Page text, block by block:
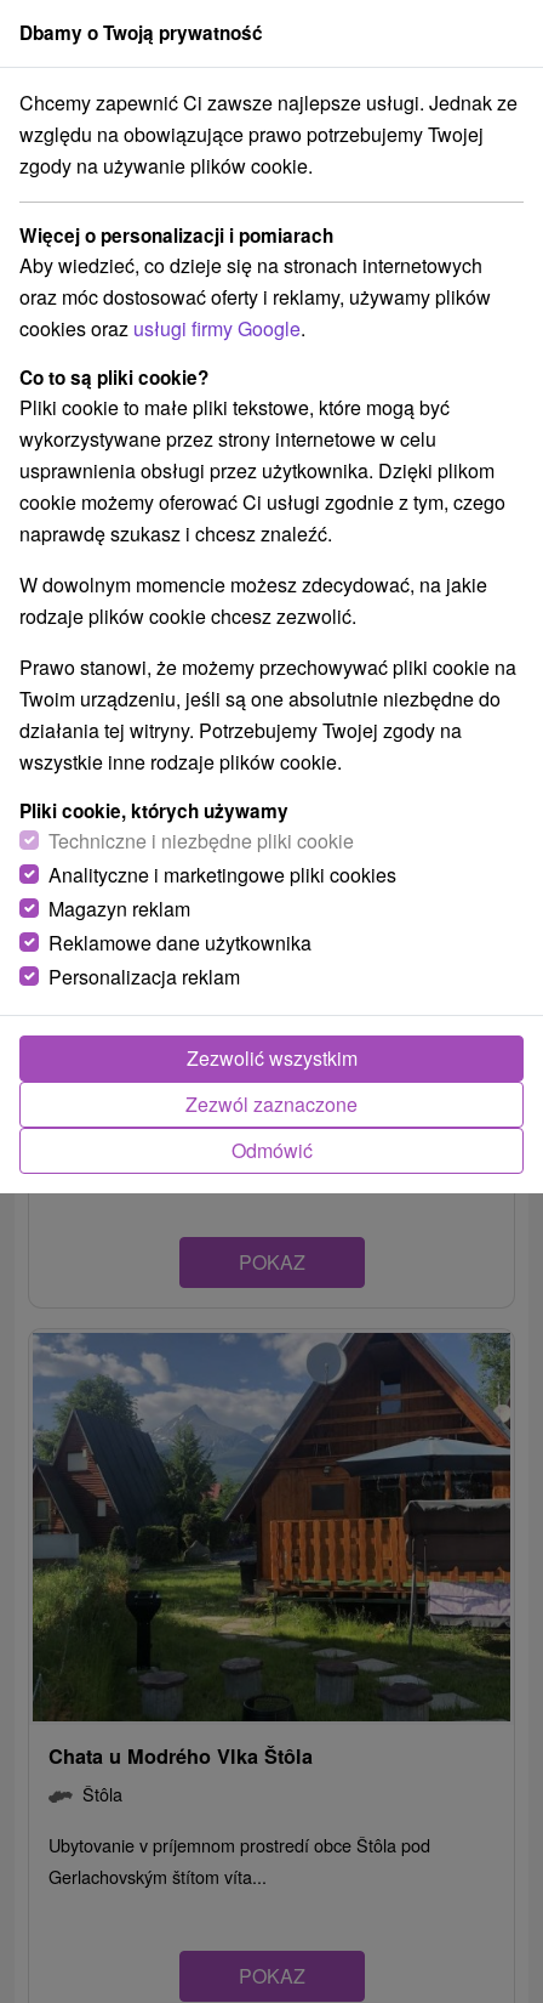
członek grupySorger
Drevenice Východné Slovensko Prešovský kraj Štôla
Drevenice Štôla
Kategorie
Wszystkie kategorie
Hotele na Slovacji(1)
Apartmány(6) Chaty na prenájom
Penzióny (2) Priváty(2)
Wybierz lokalizację lub datę
WSZYSTKO NAJTAŃSZE NAJDROŻSZE NA
Chata u Sovy Štôla
Útulná chata v malebnej podtatranskej obci Štôla
disponuje priestrannou spálňou a plne vybavenou
POKAZ
Chata u Modrého Vlka Štôla
Štôla
Ubytovanie v príjemnom prostredí obce Štôla pod
Gerlachovským štítom víta...
POKAZ
Dbamy o Twoją prywatność
Chcemy zapewnić Ci zawsze najlepsze usługi. Jednak ze
względu na obowiązujące prawo potrzebujemy Twojej
zgody na używanie plików cookie.
Więcej o personalizacji i pomiarach
Aby wiedzieć, co dzieje się na stronach internetowych
oraz móc dostosować oferty i reklamy, używamy plików
cookies oraz usługi firmy Google.
Co to są pliki cookie?
Pliki cookie to małe pliki tekstowe, które mogą być
wykorzystywane przez strony internetowe w celu
usprawnienia obsługi przez użytkownika. Dzięki plikom
cookie możemy oferować Ci usługi zgodnie z tym, czego
naprawdę szukasz i chcesz znaleźć.
W dowolnym momencie możesz zdecydować, na jakie
rodzaje plików cookie chcesz zezwolić.
Prawo stanowi, że możemy przechowywać pliki cookie na
Twoim urządzeniu, jeśli są one absolutnie niezbędne do
działania tej witryny. Potrzebujemy Twojej zgody na
wszystkie inne rodzaje plików cookie.
Pliki cookie, których używamy
Techniczne i niezbędne pliki cookie
Analityczne i marketingowe pliki cookies
Magazyn reklam
Reklamowe dane użytkownika
Personalizacja reklam
Odmówić
Zezwól zaznaczone
Zezwolić wszystkim